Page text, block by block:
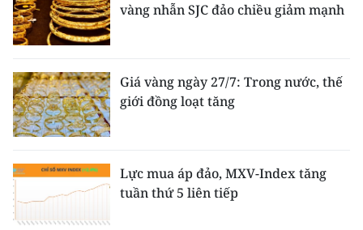
vàng nhẫn SJC đảo chiều giảm mạnh
Giá vàng ngày 27/7: Trong nước, thế
giới đồng loạt tăng
Lực mua áp đảo, MXV-Index tăng
tuần thứ 5 liên tiếp